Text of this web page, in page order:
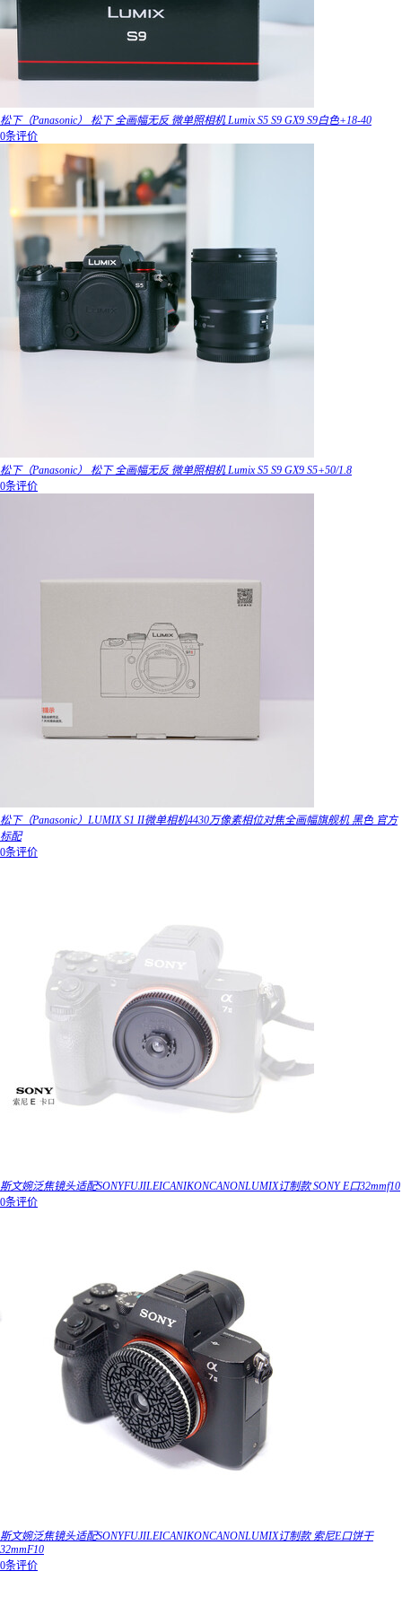
松下（Panasonic） 松下 全画幅无反 微单照相机 Lumix S5 S9 GX9 S9白色+18-40
0条评价
松下（Panasonic） 松下 全画幅无反 微单照相机 Lumix S5 S9 GX9 S5+50/1.8
0条评价
松下（Panasonic）LUMIX S1 II微单相机4430万像素相位对焦全画幅旗舰机 黑色 官方
标配
0条评价
斯文婉泛焦镜头适配SONYFUJILEICANIKONCANONLUMIX订制款 SONY E口32mmf10
0条评价
斯文婉泛焦镜头适配SONYFUJILEICANIKONCANONLUMIX订制款 索尼E口饼干
32mmF10
0条评价